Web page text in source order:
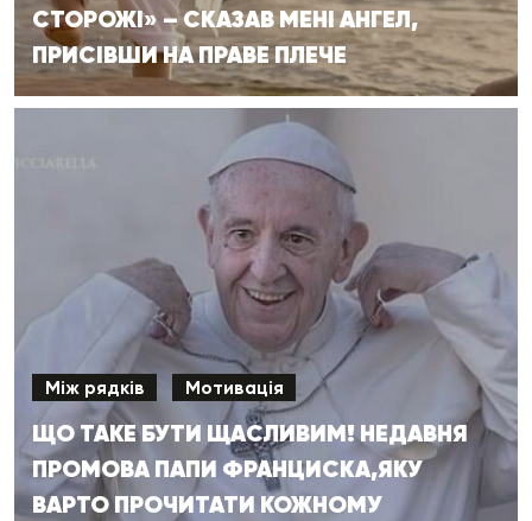
СТОРОЖІ» – СКАЗАВ МЕНІ АНГЕЛ,
ПРИСІВШИ НА ПРАВЕ ПЛЕЧЕ
Між рядків Мотивація
ЩО ТАКЕ БУТИ ЩАСЛИВИМ! НЕДАВНЯ
ПРОМОВА ПАПИ ФРАНЦИСКА,ЯКУ
ВАРТО ПРОЧИТАТИ КОЖНОМУ